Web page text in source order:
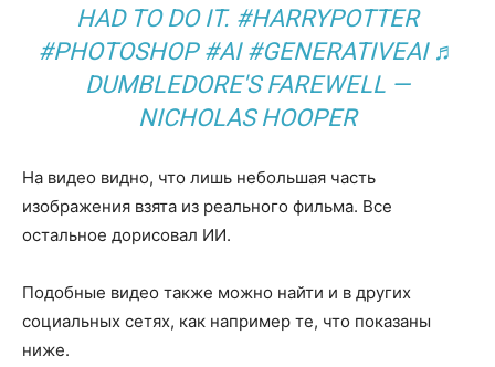
HAD TO DO IT. #HARRYPOTTER
#PHOTOSHOP #AI #GENERATIVEAI ♬
DUMBLEDORE'S FAREWELL —
NICHOLAS HOOPER
На видео видно, что лишь небольшая часть
изображения взята из реального фильма. Все
остальное дорисовал ИИ.
Подобные видео также можно найти и в других
социальных сетях, как например те, что показаны
ниже.